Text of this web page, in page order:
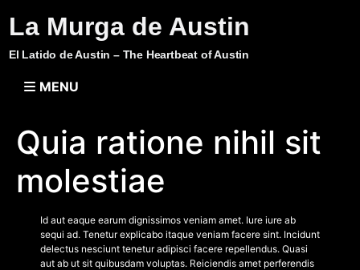
La Murga de Austin
El Latido de Austin – The Heartbeat of Austin
MENU
Quia ratione nihil sit
molestiae
Id aut eaque earum dignissimos veniam amet. Iure iure ab
sequi ad. Tenetur explicabo itaque veniam facere sint. Incidunt
delectus nesciunt tenetur adipisci facere repellendus. Quasi
aut ab ut sit quibusdam voluptas. Reiciendis amet perferendis